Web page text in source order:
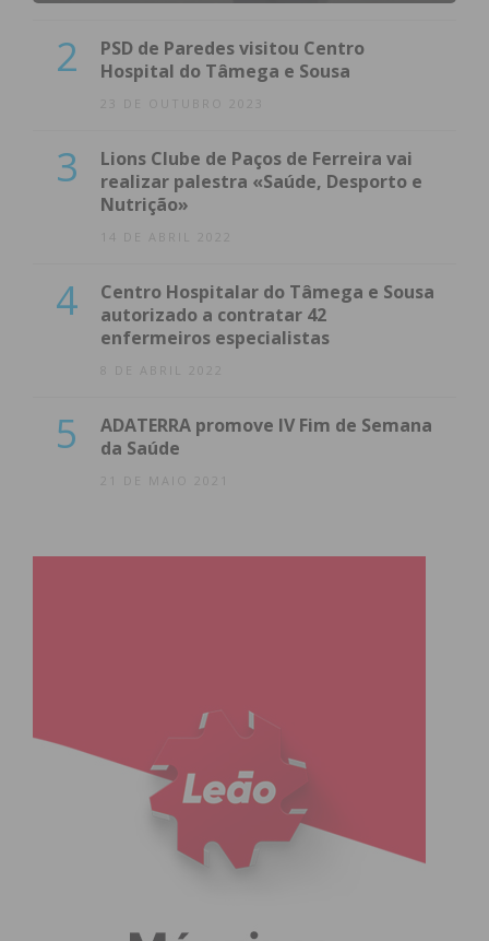
2
PSD de Paredes visitou Centro
Hospital do Tâmega e Sousa
23 DE OUTUBRO 2023
3
Lions Clube de Paços de Ferreira vai
realizar palestra «Saúde, Desporto e
Nutrição»
14 DE ABRIL 2022
4
Centro Hospitalar do Tâmega e Sousa
autorizado a contratar 42
enfermeiros especialistas
8 DE ABRIL 2022
5
ADATERRA promove IV Fim de Semana
da Saúde
21 DE MAIO 2021